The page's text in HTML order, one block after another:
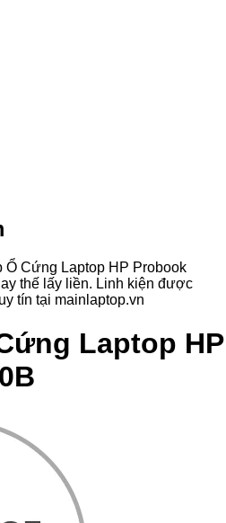
Ổ Cứng Laptop HP Probook
thế lấy liền. Linh kiện được
tín tại mainlaptop.vn
Laptop HP